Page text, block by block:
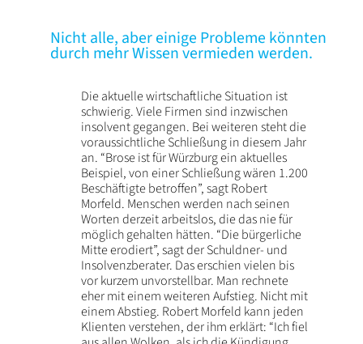
Nicht alle, aber einige Probleme könnten
durch mehr Wissen vermieden werden.
Die aktuelle wirtschaftliche Situation ist
schwierig. Viele Firmen sind inzwischen
insolvent gegangen. Bei weiteren steht die
voraussichtliche Schließung in diesem Jahr
an. “Brose ist für Würzburg ein aktuelles
Beispiel, von einer Schließung wären 1.200
Beschäftigte betroffen”, sagt Robert
Morfeld. Menschen werden nach seinen
Worten derzeit arbeitslos, die das nie für
möglich gehalten hätten. “Die bürgerliche
Mitte erodiert”, sagt der Schuldner- und
Insolvenzberater. Das erschien vielen bis
vor kurzem unvorstellbar. Man rechnete
eher mit einem weiteren Aufstieg. Nicht mit
einem Abstieg. Robert Morfeld kann jeden
Klienten verstehen, der ihm erklärt: “Ich fiel